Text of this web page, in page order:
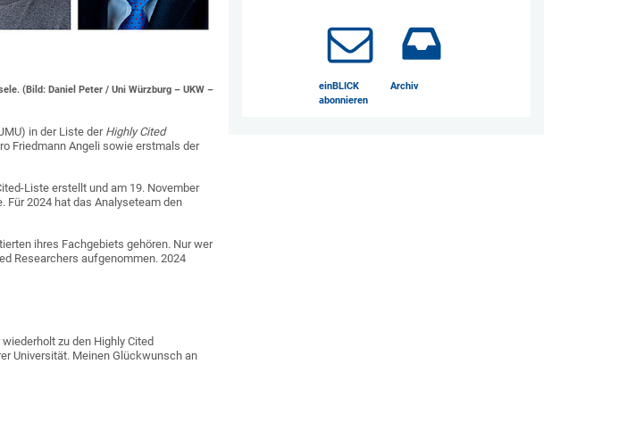
(Bild: Daniel Peter / Uni Würzburg – UKW –
in der Liste der Highly Cited
Friedmann Angeli sowie erstmals der
Liste erstellt und am 19. November
Für 2024 hat das Analyseteam den
ihres Fachgebiets gehören. Nur wer
Researchers aufgenommen. 2024
zu den Highly Cited
Universität. Meinen Glückwunsch an
einBLICK
abonnieren
Archiv